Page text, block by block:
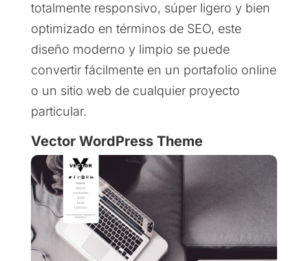
totalmente responsivo, súper ligero y bien
optimizado en términos de SEO, este
diseño moderno y limpio se puede
convertir fácilmente en un portafolio online
o un sitio web de cualquier proyecto
particular.
Vector WordPress Theme